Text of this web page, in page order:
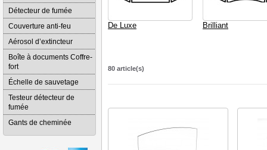
De Luxe Brilliant
80 article(s)
Détecteur de fumée
Couverture anti-feu
Aérosol d’extincteur
Boîte à documents Coffre-
fort
Échelle de sauvetage
Testeur détecteur de
fumée
Gants de cheminée